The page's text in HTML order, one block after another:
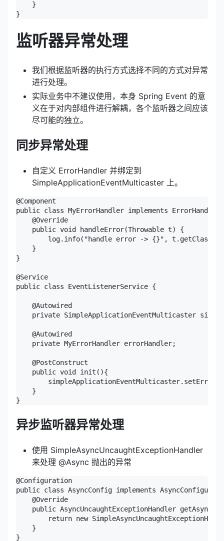
    }
监听器异常处理
我们根据监听器的执行方式选择不同的方式对异常
进行处理。
实际业务中不建议使用，本身 Spring Event 的意
义在于对内部组件进行解耦，各个监听器之间应该
尽可能的独立。
同步异常处理
自定义 ErrorHandler 并绑定到
SimpleApplicationEventMulticaster 上。
@Component
public class MyErrorHandler implements ErrorHandler
    @Override
    public void handleError(Throwable t) {
log.info("handle error -> {}",
    }
}
@Service
public class EventListenerService {
    @Autowired
private SimpleApplicationEventMulticaster
    @Autowired
    private MyErrorHandler errorHandler;
    @PostConstruct
    public void init(){
    }
异步监听器异常处理
使用 SimpleAsyncUncaughtExceptionHandler
来处理 @Async 抛出的异常
@Configuration
public class AsyncConfig implements AsyncConfigurer
    @Override
public AsyncUncaughtExceptionHandler
return new
    }